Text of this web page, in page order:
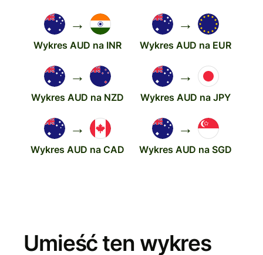
→
Wykres AUD na INR
→
Wykres AUD na EUR
→
Wykres AUD na NZD
→
Wykres AUD na JPY
→
Wykres AUD na CAD
→
Wykres AUD na SGD
Umieść ten wykres